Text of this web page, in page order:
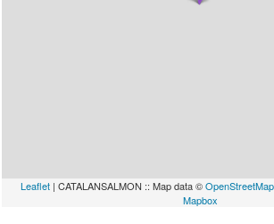
Leaflet | CATALANSALMON :: Map data ©OpenStreetMap
Mapbox